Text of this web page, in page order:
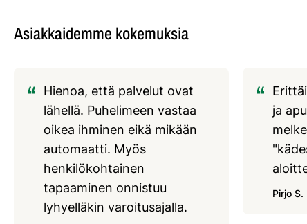
Asiakkaidemme kokemuksia
Hienoa, että palvelut ovat
lähellä. Puhelimeen vastaa
oikea ihminen eikä mikään
automaatti. Myös
henkilökohtainen
tapaaminen onnistuu
lyhyelläkin varoitusajalla.
ja
Pirjo S.